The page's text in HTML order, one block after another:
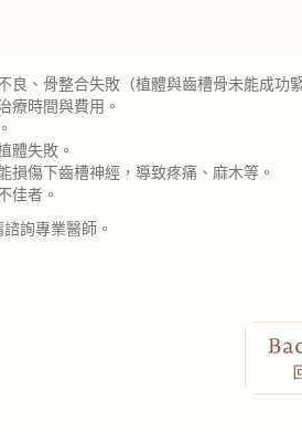
、骨整合失敗（植體與齒槽骨未能成功
療時間與費用。
體失敗。
損傷下齒槽神經，導致疼痛、麻木等。
佳者。
詢專業醫師。